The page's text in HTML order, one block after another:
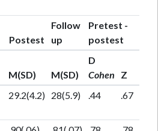
Postest
Follow
up
Pretest -
postest
M(SD) M(SD)
D
Cohen
Z
29.2(4.2) 28(5.9) .44 .67